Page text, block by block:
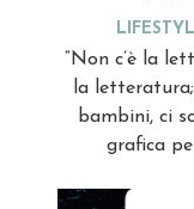
“Non c’è la
la
bambini, ci
grafica